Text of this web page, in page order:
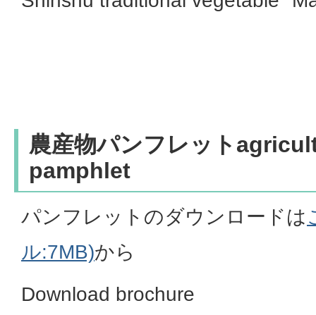
農産物パンフレット
pamphlet
パンフレットのダウンロードは
ル:7MB)から
Download brochure